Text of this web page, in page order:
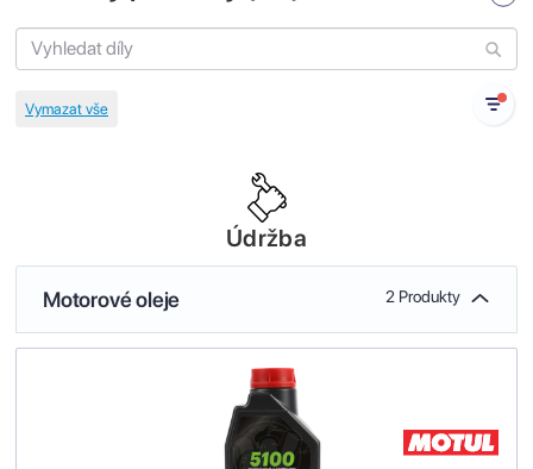
Údržba
Motorové oleje 2 Produkty